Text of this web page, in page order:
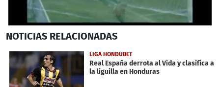
seconds
36
seconds
NOTICIAS RELACIONADAS
LIGA HONDUBET
Real España derrota al Vida y clasifica a
la liguilla en Honduras